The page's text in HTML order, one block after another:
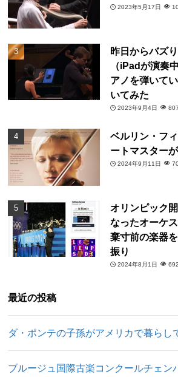
2023年5月17日
昨日からバズ
（iPadが演奏
アノを弾いて
いてみた
2023年9月4日
ベルリン・フ
ートマスター
2024年9月11日
オリンピック
なったオーケ
棄寸前の楽器
振り
2024年8月1日
最近の投稿
ダ・ポンテの子孫がアメリカで暮らし
ブルージュ国際古楽コンクールチェン